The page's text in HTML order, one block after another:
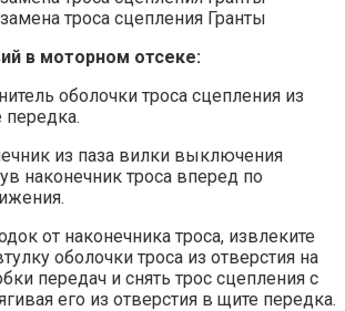
в моторном отсеке:
оболочки троса сцепления из
передка.
из паза вилки выключения
наконечник троса вперед по
от наконечника троса, извлеките
оболочки троса из отверстия на
передач и снять трос сцепления с
его из отверстия в щите передка.